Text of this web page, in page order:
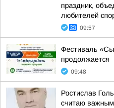
праздник,
любителей
09:57
Фестиваль
продолжается
09:48
Ростислав
считаю важным